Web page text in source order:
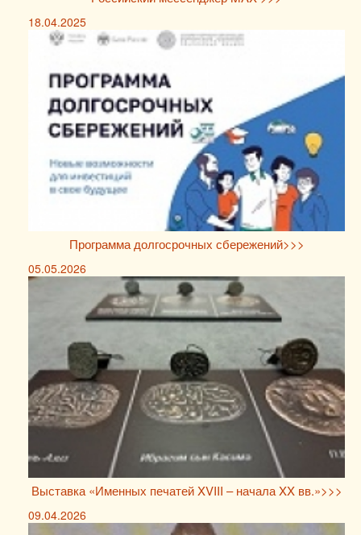
18.04.2025
Программа долгосрочных сбережений>>>
05.05.2026
Выставка «Именных печатей XVIII – начала XX вв.»>>>
09.04.2026